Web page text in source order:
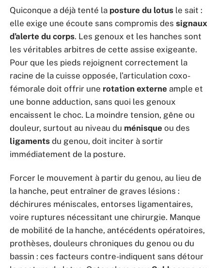
Quiconque a déjà tenté la posture du lotus le sait :
elle exige une écoute sans compromis des signaux
d’alerte du corps. Les genoux et les hanches sont
les véritables arbitres de cette assise exigeante.
Pour que les pieds rejoignent correctement la
racine de la cuisse opposée, l’articulation coxo-
fémorale doit offrir une rotation externe ample et
une bonne adduction, sans quoi les genoux
encaissent le choc. La moindre tension, gêne ou
douleur, surtout au niveau du ménisque ou des
ligaments du genou, doit inciter à sortir
immédiatement de la posture.
Forcer le mouvement à partir du genou, au lieu de
la hanche, peut entraîner de graves lésions :
déchirures méniscales, entorses ligamentaires,
voire ruptures nécessitant une chirurgie. Manque
de mobilité de la hanche, antécédents opératoires,
prothèses, douleurs chroniques du genou ou du
bassin : ces facteurs contre-indiquent sans détour